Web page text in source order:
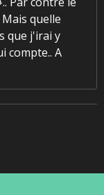
quelle
que j'irai y
compte.. A